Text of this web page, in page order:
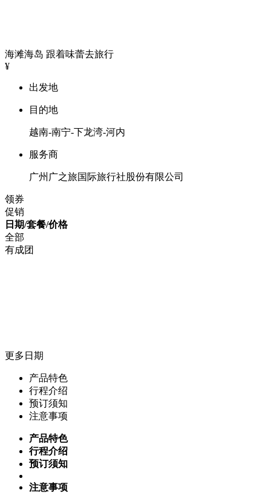
海滩海岛 跟着味蕾去旅行
¥
出发地
目的地
越南-南宁-下龙湾-河内
服务商
广州广之旅国际旅行社股份有限公司
领券
促销
日期/套餐/价格
全部
有成团
更多日期
产品特色
行程介绍
预订须知
注意事项
产品特色
行程介绍
预订须知
注意事项